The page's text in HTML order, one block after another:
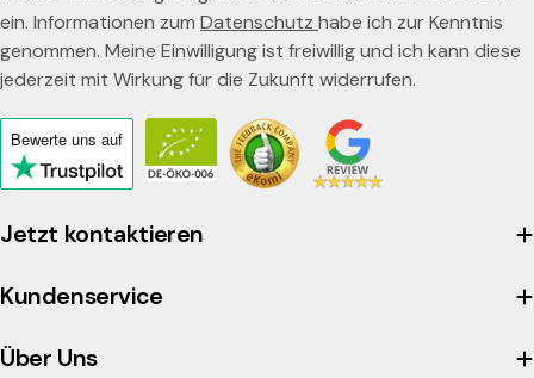
Jetzt kontaktieren
Kundenservice
Über Uns
ein. Informationen zum Datenschutz habe ich zur Kenntnis
genommen. Meine Einwilligung ist freiwillig und ich kann diese
jederzeit mit Wirkung für die Zukunft widerrufen.
Bewerte uns auf
Click
to
view
company's
profile